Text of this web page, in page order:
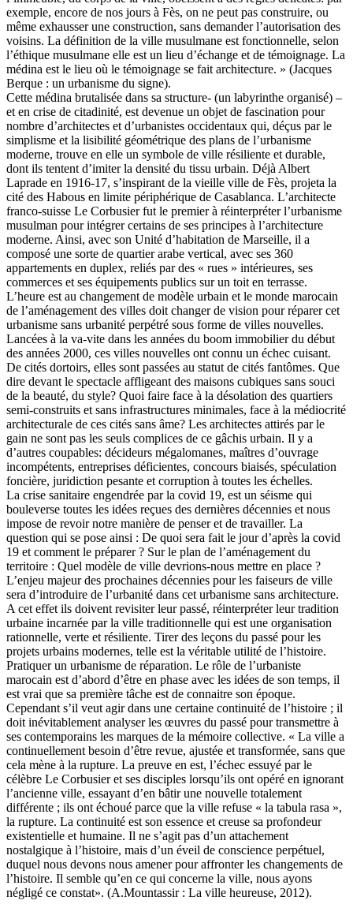
exemple, encore de nos jours à Fès, on ne peut pas construire, ou
même exhausser une construction, sans demander l’autorisation des
voisins. La définition de la ville musulmane est fonctionnelle, selon
l’éthique musulmane elle est un lieu d’échange et de témoignage. La
médina est le lieu où le témoignage se fait architecture. » (Jacques
Berque : un urbanisme du signe).
Cette médina brutalisée dans sa structure- (un labyrinthe organisé) –
et en crise de citadinité, est devenue un objet de fascination pour
nombre d’architectes et d’urbanistes occidentaux qui, déçus par le
simplisme et la lisibilité géométrique des plans de l’urbanisme
moderne, trouve en elle un symbole de ville résiliente et durable,
dont ils tentent d’imiter la densité du tissu urbain. Déjà Albert
Laprade en 1916-17, s’inspirant de la vieille ville de Fès, projeta la
cité des Habous en limite périphérique de Casablanca. L’architecte
franco-suisse Le Corbusier fut le premier à réinterpréter l’urbanisme
musulman pour intégrer certains de ses principes à l’architecture
moderne. Ainsi, avec son Unité d’habitation de Marseille, il a
composé une sorte de quartier arabe vertical, avec ses 360
appartements en duplex, reliés par des « rues » intérieures, ses
commerces et ses équipements publics sur un toit en terrasse.
L’heure est au changement de modèle urbain et le monde marocain
de l’aménagement des villes doit changer de vision pour réparer cet
urbanisme sans urbanité perpétré sous forme de villes nouvelles.
Lancées à la va-vite dans les années du boom immobilier du début
des années 2000, ces villes nouvelles ont connu un échec cuisant.
De cités dortoirs, elles sont passées au statut de cités fantômes. Que
dire devant le spectacle affligeant des maisons cubiques sans souci
de la beauté, du style? Quoi faire face à la désolation des quartiers
semi-construits et sans infrastructures minimales, face à la médiocrité
architecturale de ces cités sans âme? Les architectes attirés par le
gain ne sont pas les seuls complices de ce gâchis urbain. Il y a
d’autres coupables: décideurs mégalomanes, maîtres d’ouvrage
incompétents, entreprises déficientes, concours biaisés, spéculation
foncière, juridiction pesante et corruption à toutes les échelles.
La crise sanitaire engendrée par la covid 19, est un séisme qui
bouleverse toutes les idées reçues des dernières décennies et nous
impose de revoir notre manière de penser et de travailler. La
question qui se pose ainsi : De quoi sera fait le jour d’après la covid
19 et comment le préparer ? Sur le plan de l’aménagement du
territoire : Quel modèle de ville devrions-nous mettre en place ?
L’enjeu majeur des prochaines décennies pour les faiseurs de ville
sera d’introduire de l’urbanité dans cet urbanisme sans architecture.
A cet effet ils doivent revisiter leur passé, réinterpréter leur tradition
urbaine incarnée par la ville traditionnelle qui est une organisation
rationnelle, verte et résiliente. Tirer des leçons du passé pour les
projets urbains modernes, telle est la véritable utilité de l’histoire.
Pratiquer un urbanisme de réparation. Le rôle de l’urbaniste
marocain est d’abord d’être en phase avec les idées de son temps, il
est vrai que sa première tâche est de connaitre son époque.
Cependant s’il veut agir dans une certaine continuité de l’histoire ; il
doit inévitablement analyser les œuvres du passé pour transmettre à
ses contemporains les marques de la mémoire collective. « La ville a
continuellement besoin d’être revue, ajustée et transformée, sans que
cela mène à la rupture. La preuve en est, l’échec essuyé par le
célèbre Le Corbusier et ses disciples lorsqu’ils ont opéré en ignorant
l’ancienne ville, essayant d’en bâtir une nouvelle totalement
différente ; ils ont échoué parce que la ville refuse « la tabula rasa »,
la rupture. La continuité est son essence et creuse sa profondeur
existentielle et humaine. Il ne s’agit pas d’un attachement
nostalgique à l’histoire, mais d’un éveil de conscience perpétuel,
duquel nous devons nous amener pour affronter les changements de
l’histoire. Il semble qu’en ce qui concerne la ville, nous ayons
négligé ce constat». (A.Mountassir : La ville heureuse, 2012).